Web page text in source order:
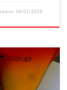
28/01/2024
Czernowitz від